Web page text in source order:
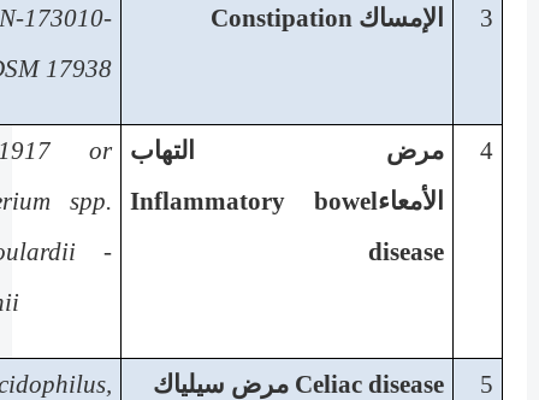
3 الإمساك Constipation
173010-
17938
4
مرض التهاب
الأمعاءInflammatory bowel
disease
or
spp.
-
5
Celiac disease مرض سيلياك